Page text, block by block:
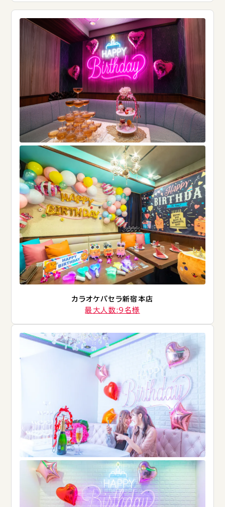
カラオケパセラ新宿本店
最大人数:9名様